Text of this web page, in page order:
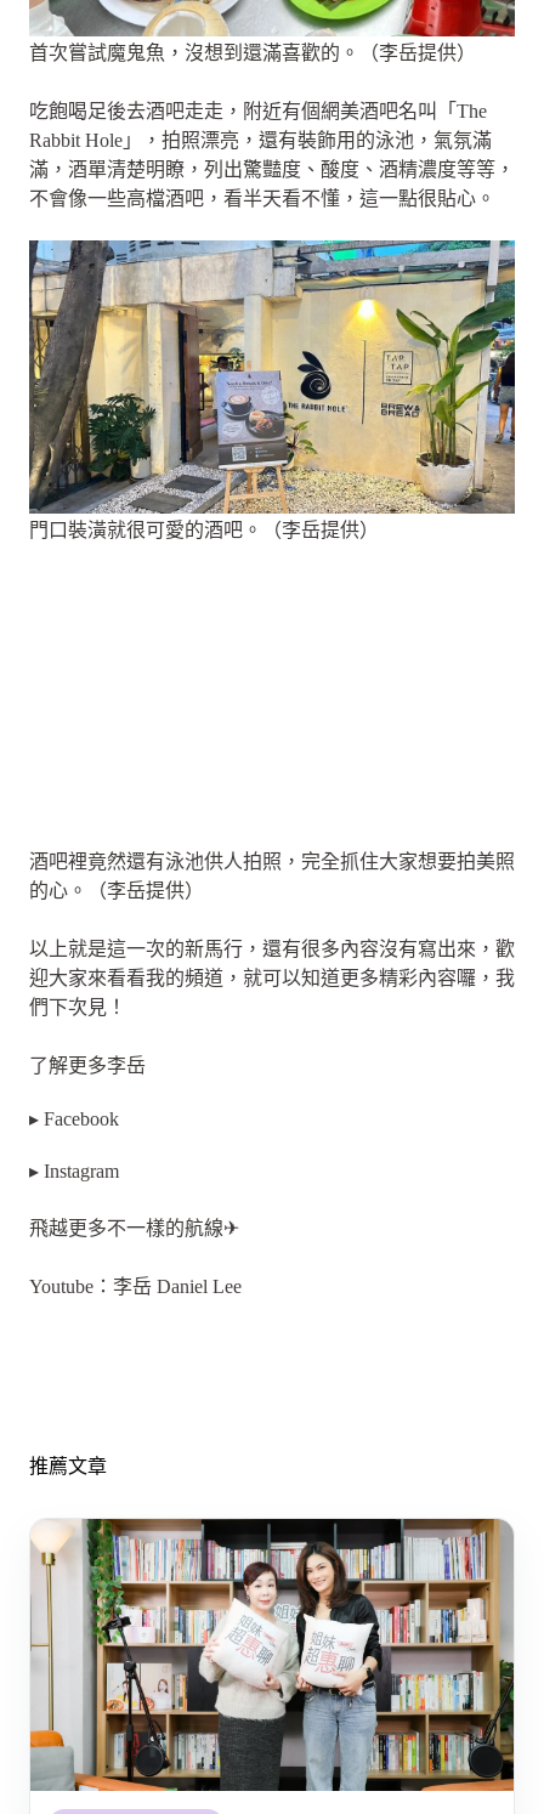
首次嘗試魔鬼魚，沒想到還滿喜歡的。（李岳提供）
吃飽喝足後去酒吧走走，附近有個網美酒吧名叫「The
Rabbit Hole」，拍照漂亮，還有裝飾用的泳池，氣氛滿
滿，酒單清楚明瞭，列出驚豔度、酸度、酒精濃度等等，
不會像一些高檔酒吧，看半天看不懂，這一點很貼心。
門口裝潢就很可愛的酒吧。（李岳提供）
酒吧裡竟然還有泳池供人拍照，完全抓住大家想要拍美照
的心。（李岳提供）
以上就是這一次的新馬行，還有很多內容沒有寫出來，歡
迎大家來看看我的頻道，就可以知道更多精彩內容囉，我
們下次見！
了解更多李岳
▸ Facebook
▸ Instagram
飛越更多不一樣的航線✈
Youtube：李岳 Daniel Lee
推薦文章